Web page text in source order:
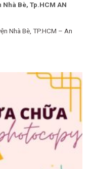
Bè, Tp.HCM AN
Nhà Bè, TP.HCM – An